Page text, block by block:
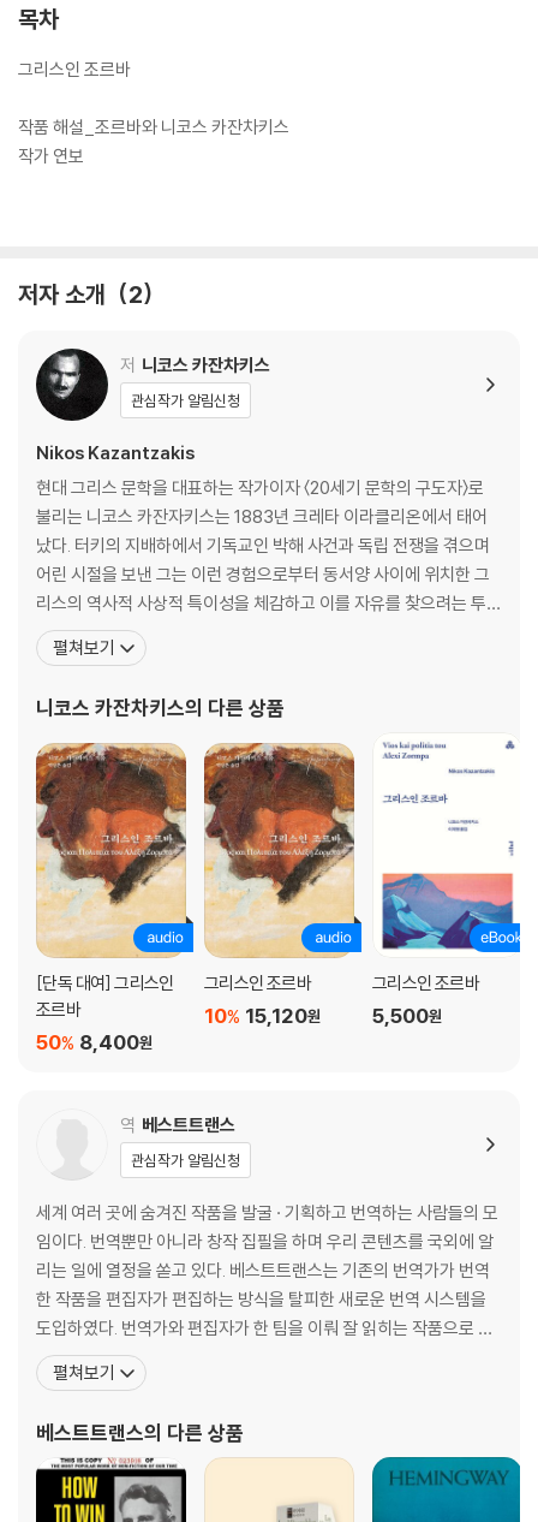
목차
그리스인 조르바
작품 해설_조르바와 니코스 카잔차키스
작가 연보
저자 소개 2
저 니코스 카잔차키스
관심작가 알림신청
Nikos Kazantzakis
현대 그리스 문학을 대표하는 작가이자 〈20세기 문학의 구도자〉로
불리는 니코스 카잔자키스는 1883년 크레타 이라클리온에서 태어
났다. 터키의 지배하에서 기독교인 박해 사건과 독립 전쟁을 겪으며
어린 시절을 보낸 그는 이런 경험으로부터 동서양 사이에 위치한 그
리스의 역사적 사상적 특이성을 체감하고 이를 자유를 찾으려는 투쟁
과 연결시킨다. 니코스 카잔자키스는 호메로스와 베르그송, 니체를
거쳐 부처, 조르바에 이르기까지 사상적 영향을 고루 받았다. 그리스
에 진학한 후 그리스 본토 순례를 떠났다. 이를 통해 그
펼쳐보기
니코스 카잔차키스의 다른 상품
[단독 대여] 그리스인
조르바
8,400원
50%
그리스인 조르바
15,120원
10%
그리스인 조르바
5,500원
역 베스트트랜스
관심작가 알림신청
세계 여러 곳에 숨겨진 작품을 발굴 · 기획하고 번역하는 사람들의 모
임이다. 번역뿐만 아니라 창작 집필을 하며 우리 콘텐츠를 국외에 알
리는 일에 열정을 쏟고 있다. 베스트트랜스는 기존의 번역가가 번역
한 작품을 편집자가 편집하는 방식을 탈피한 새로운 번역 시스템을
도입하였다. 번역가와 편집자가 한 팀을 이뤄 잘 읽히는 작품으로 다
듬기 위한 번역과 책임편집이 동시에 이뤄지는 방식이다. 번역 단계
에서는 직역직해가 아닌 원문을 훼손하지 않는 범위 내에서 우리말의
울인다. 그다음 편집 단계에서는 교정교열자 두세 명이 한 팀
펼쳐보기
베스트트랜스의 다른 상품